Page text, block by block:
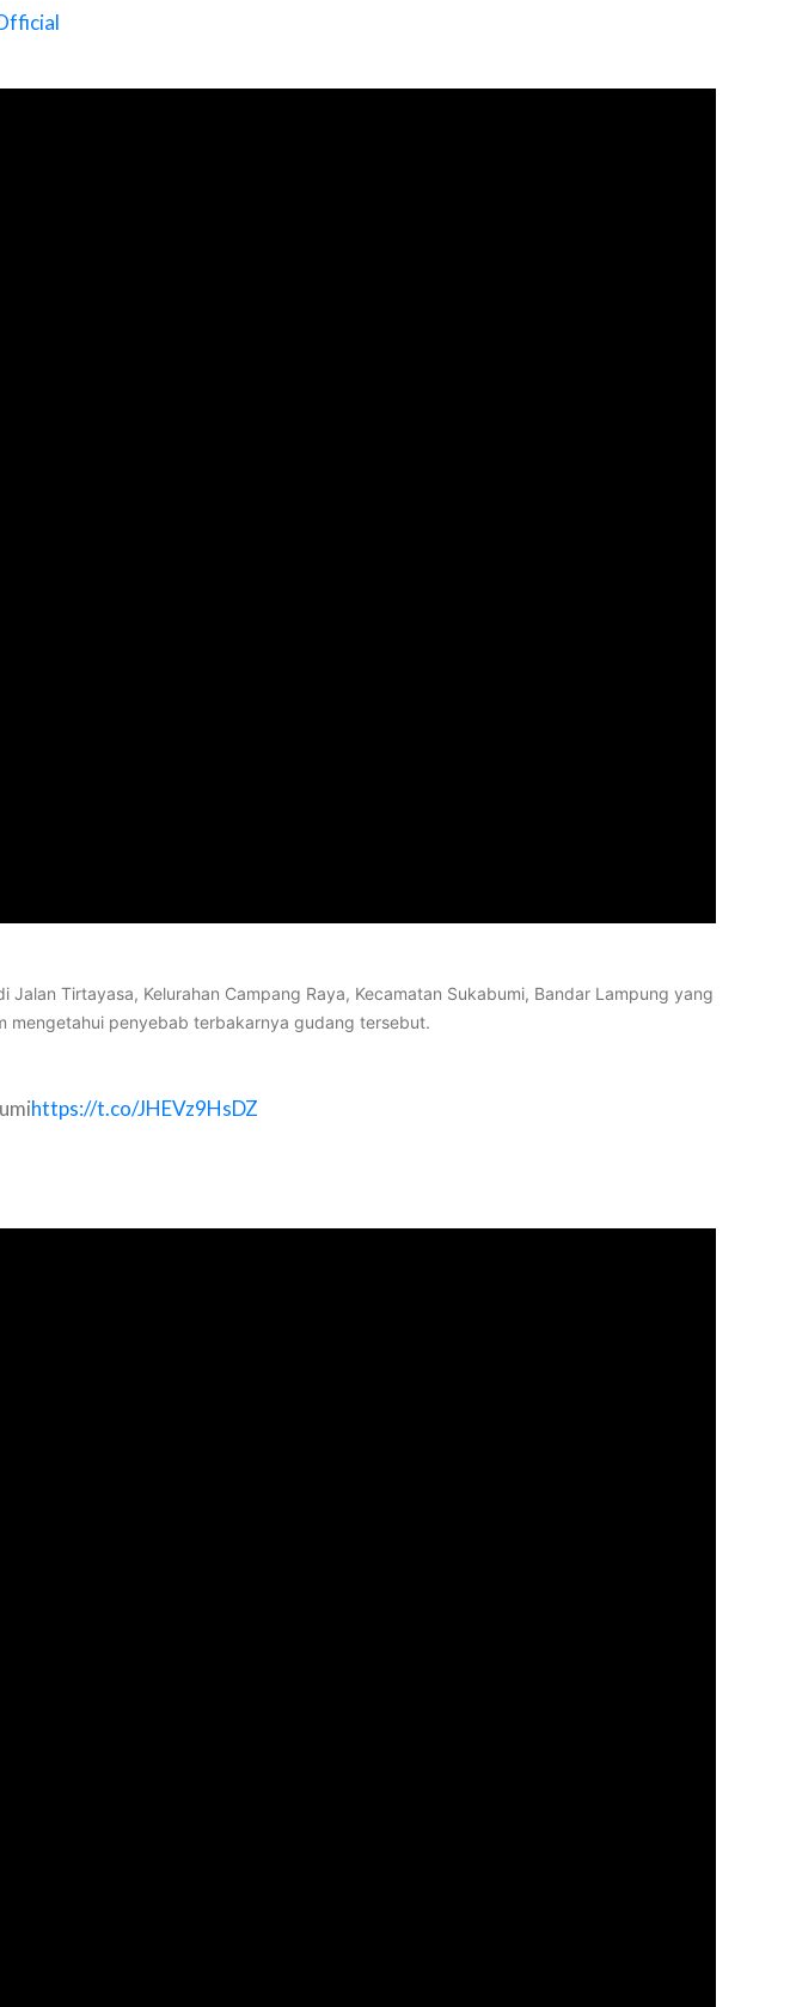
Tirtayasa, Kelurahan Campang Raya, Kecamatan Sukabumi, Bandar Lampung yang
mengetahui penyebab terbakarnya gudang tersebut.
https://t.co/JHEVz9HsDZ